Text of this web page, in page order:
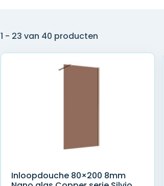
1 - 23 van 40 producten
Inloopdouche 80×200 8mm